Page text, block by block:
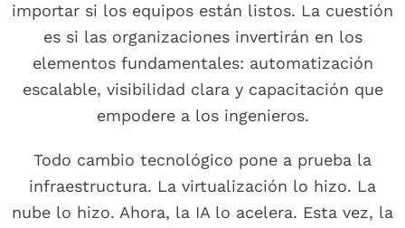
importar si los equipos están listos. La cuestión
es si las organizaciones invertirán en los
elementos fundamentales: automatización
escalable, visibilidad clara y capacitación que
empodere a los ingenieros.
Todo cambio tecnológico pone a prueba la
infraestructura. La virtualización lo hizo. La
nube lo hizo. Ahora, la IA lo acelera. Esta vez, la